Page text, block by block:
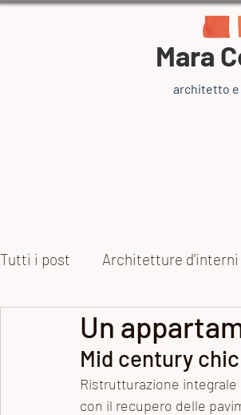
Mara
architetto
Tutti i post Architetture d'interni
Collezioni Arte e artisti
Archivio dei post Gioielli
Un
Mid century chic
Ristrutturazione
con il recupero delle